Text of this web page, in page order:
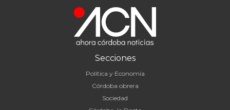
Secciones
Política y Economía
Córdoba obrera
Sociedad